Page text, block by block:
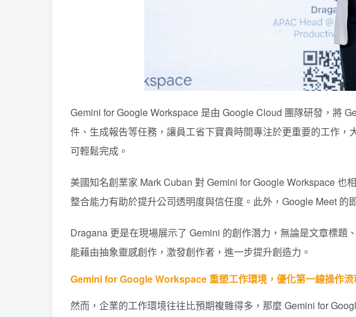
Gemini for Google Workspace 是由 Google Cloud 團隊研發，將
件、生成報告等任務，讓員工省下寶貴時間專注於更重要的工作
可輕鬆完成。
美國知名創業家 Mark Cuban 對 Gemini for Google Workspace
整合能力有助於提升公司透明度與信任度。此外，Google Meet 的
Dragana 更是在現場展示了 Gemini 的創作潛力，無論是文章標
能藉由抽象靈感創作，激發創作者，進一步提升創造力。
Gemini for Google Workspace 重塑工作環境，優化第一線操作流
然而，企業的工作環境往往比預期複雜得多，那麼 Gemini for